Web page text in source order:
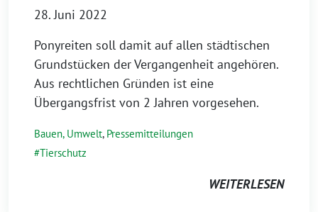
28. Juni 2022
Ponyreiten soll damit auf allen städtischen
Grundstücken der Vergangenheit angehören.
Aus rechtlichen Gründen ist eine
Übergangsfrist von 2 Jahren vorgesehen.
Bauen, Umwelt, Pressemitteilungen
Tierschutz
WEITERLESEN